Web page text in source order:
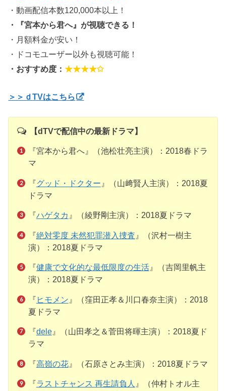
・動画配信本数120,000本以上！
・『宮本から君へ』が視聴できる！
・月額料金が安い！
・ドコモユーザー以外も視聴可能！
・おすすめ度：★★★★✩
＞＞ｄTVはこちら
【dTVで配信中の最新ドラマ】
『宮本から君へ』（池松壮亮主演）：2018春ドラ
マ
『グッド・ドクター 』（山﨑賢人主演）：2018夏
ドラマ
『ハゲタカ 』（綾野剛主演）：2018夏ドラマ
『絶対零度 未然犯罪潜入捜査 』（沢村一樹主
演）：2018夏ドラマ
『健康で文化的な最低限度の生活』（吉岡里帆主
演）：2018夏ドラマ
『 ヒモメン 』（窪田正孝＆川口春奈主演）：2018
夏ドラマ
『dele』（山田孝之＆菅田将暉主演）：2018夏ド
ラマ
『高嶺の花』（石原さとみ主演）：2018夏ドラマ
『ラストチャンス 再生請負人 』（仲村トオル主